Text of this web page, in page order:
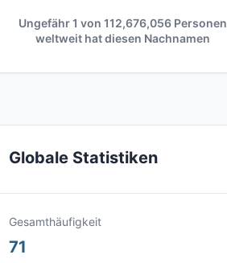
Ungefähr 1 von 112,676,056 Personen
weltweit hat diesen Nachnamen
Globale Statistiken
Gesamthäufigkeit
71